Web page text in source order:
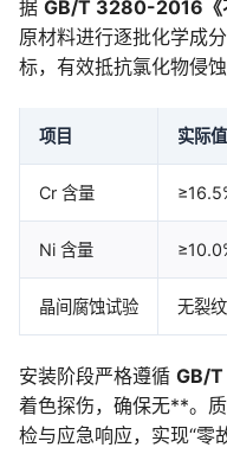
据 GB/T 3280-2016《
原材料进行逐批化学成
标，有效抵抗氯化物侵蚀
项目 实际值
Cr 含量
Ni 含量
晶间腐蚀试验 无裂纹
安装阶段严格遵循 GB/
着色探伤，确保无**。
检与应急响应，实现“零